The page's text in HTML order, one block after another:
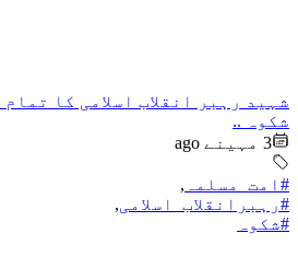
شہید رہبر انقلاب اسلامی کا
شکوہ ..
3 مہینے ago
#امت_مسلمہ ,
#رہبرانقلاب_اسلامی,
#شکوہ